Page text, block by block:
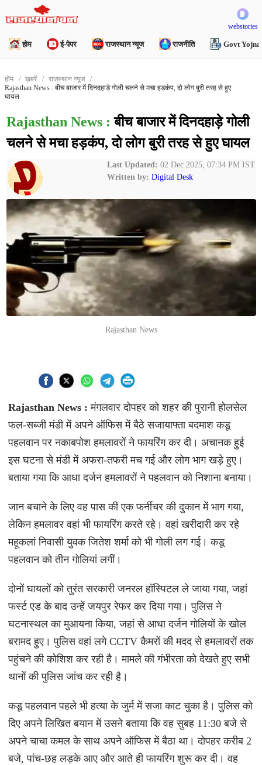
webstories
होम ई-पेपर राजस्थान न्यूज राजनीति Govt Yojna
होम ख़बरें
राजस्थान न्यूज
Rajasthan News : बीच बाजार में दिनदहाड़े गोली चलने से मचा हड़कंप, दो लोग बुरी तरह से हुए
घायल
Rajasthan News : बीच बाजार में दिनदहाड़े गोली
चलने से मचा हड़कंप, दो लोग बुरी तरह से हुए घायल
Last Updated: 02 Dec 2025, 07:34 PM IST
Written by: Digital Desk
Rajasthan News
Rajasthan News :मंगलवार दोपहर को शहर की पुरानी होलसेल
फल-सब्जी मंडी में अपने ऑफिस में बैठे सजायाफ्ता बदमाश कडू
पहलवान पर नकाबपोश हमलावरों ने फायरिंग कर दी। अचानक हुई
इस घटना से मंडी में अफरा-तफरी मच गई और लोग भाग खड़े हुए।
बताया गया कि आधा दर्जन हमलावरों ने पहलवान को निशाना बनाया।
जान बचाने के लिए वह पास की एक फर्नीचर की दुकान में भाग गया,
लेकिन हमलावर वहां भी फायरिंग करते रहे। वहां खरीदारी कर रहे
महूकलां निवासी युवक जितेश शर्मा को भी गोली लग गई। कडू
पहलवान को तीन गोलियां लगीं।
दोनों घायलों को तुरंत सरकारी जनरल हॉस्पिटल ले जाया गया, जहां
फर्स्ट एड के बाद उन्हें जयपुर रेफर कर दिया गया। पुलिस ने
घटनास्थल का मुआयना किया, जहां से आधा दर्जन गोलियों के खोल
बरामद हुए। पुलिस वहां लगे CCTV कैमरों की मदद से हमलावरों तक
पहुंचने की कोशिश कर रही है। मामले की गंभीरता को देखते हुए सभी
थानों की पुलिस जांच कर रही है।
कडू पहलवान पहले भी हत्या के जुर्म में सजा काट चुका है। पुलिस को
दिए अपने लिखित बयान में उसने बताया कि वह सुबह 11:30 बजे से
अपने चाचा कमल के साथ अपने ऑफिस में बैठा था। दोपहर करीब 2
बजे, पांच-छह लड़के आए और आते ही फायरिंग शुरू कर दी। वह